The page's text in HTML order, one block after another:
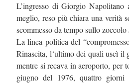
L’ingresso di Giorgio
meglio, reso più chiara una verità
scommesso da tempo sullo zoccolo
La linea politica del
Rinascita, l‘ultimo dei quali uscì il
mentre si recava in aeroporto, per
giugno del 1976, quattro